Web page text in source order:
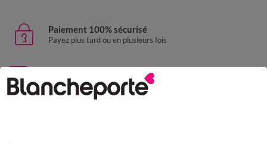
Paiement 100% sécurisé
Payez plus tard ou en plusieurs fois
domicile, relais, consignes automatiques